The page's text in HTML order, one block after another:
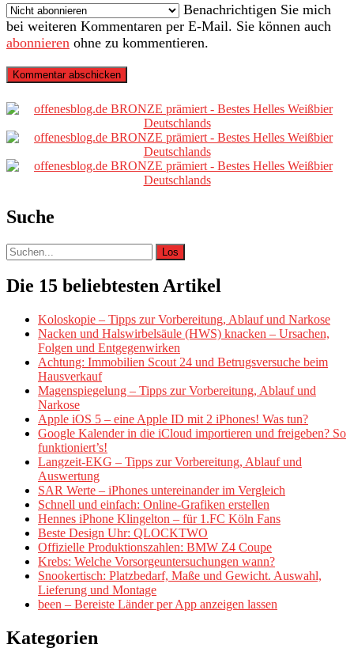
Benachrichtigen Sie mich
bei weiteren Kommentaren per E-Mail. Sie können auch
abonnieren ohne zu kommentieren.
Primäre
Sidebar
Suche
Suche
nach:
Die 15 beliebtesten Artikel
Koloskopie – Tipps zur Vorbereitung, Ablauf und Narkose
Nacken und Halswirbelsäule (HWS) knacken – Ursachen,
Folgen und Entgegenwirken
Achtung: Immobilien Scout 24 und Betrugsversuche beim
Hausverkauf
Magenspiegelung – Tipps zur Vorbereitung, Ablauf und
Narkose
Apple iOS 5 – eine Apple ID mit 2 iPhones! Was tun?
Google Kalender in die iCloud importieren und freigeben? So
funktioniert’s!
Langzeit-EKG – Tipps zur Vorbereitung, Ablauf und
Auswertung
SAR Werte – iPhones untereinander im Vergleich
Schnell und einfach: Online-Grafiken erstellen
Hennes iPhone Klingelton – für 1.FC Köln Fans
Beste Design Uhr: QLOCKTWO
Offizielle Produktionszahlen: BMW Z4 Coupe
Krebs: Welche Vorsorgeuntersuchungen wann?
Snookertisch: Platzbedarf, Maße und Gewicht. Auswahl,
Lieferung und Montage
been – Bereiste Länder per App anzeigen lassen
Kategorien